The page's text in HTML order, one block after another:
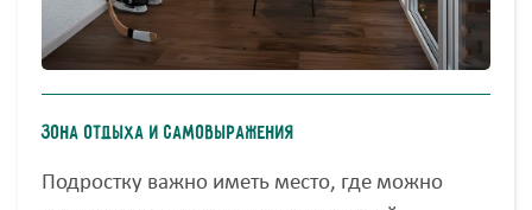
Зона отдыха и самовыражения
Подростку важно иметь место, где можно